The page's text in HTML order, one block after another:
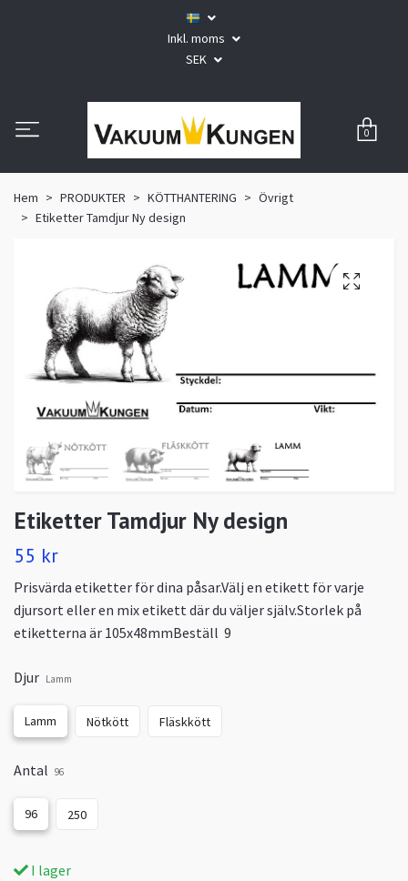
Inkl. moms
SEK
0
Hem PRODUKTER KÖTTHANTERING
Övrigt
Etiketter Tamdjur Ny design
Etiketter Tamdjur Ny design
55 kr
Prisvärda etiketter för dina påsar.Välj en etikett för varje
djursort eller en mix etikett där du väljer själv.Storlek på
etiketterna är 105x48mmBeställ 9
Djur Lamm
Lamm Nötkött Fläskkött
Antal 96
96 250
I lager